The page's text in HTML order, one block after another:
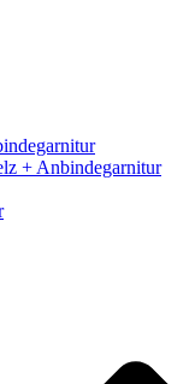
+ Anbindegarnitur